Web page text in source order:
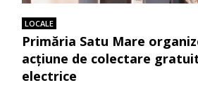
LOCALE
Primăria Satu Mare
acțiune de colectare
electrice